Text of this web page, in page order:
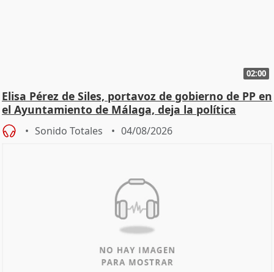
02:00
Elisa Pérez de Siles, portavoz de gobierno de PP en
el Ayuntamiento de Málaga, deja la política
Sonido Totales 04/08/2026